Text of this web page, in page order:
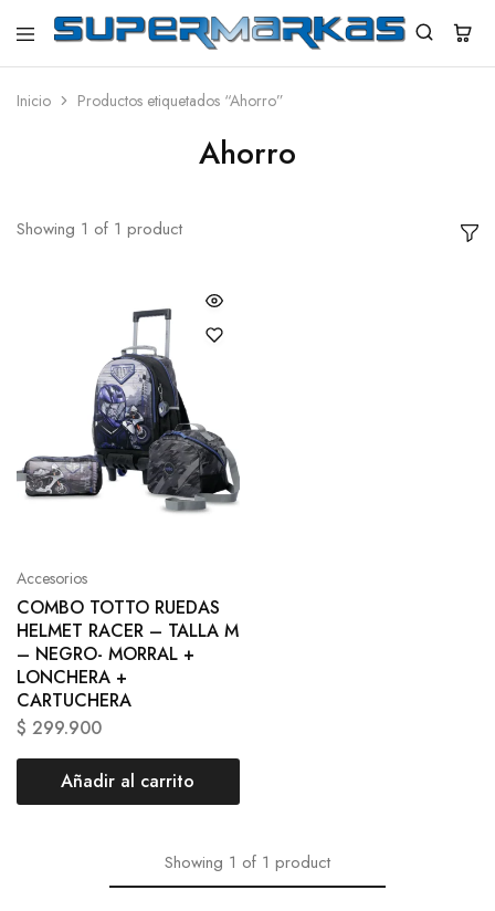
SuperMarkas
Ropa
con
Inicio Productos etiquetados “Ahorro”
Ahorro
Showing 1 of 1 product
Accesorios
COMBO TOTTO RUEDAS
HELMET RACER – TALLA M
– NEGRO- MORRAL +
LONCHERA +
CARTUCHERA
$ 299.900
Añadir al carrito
Showing 1 of 1 product